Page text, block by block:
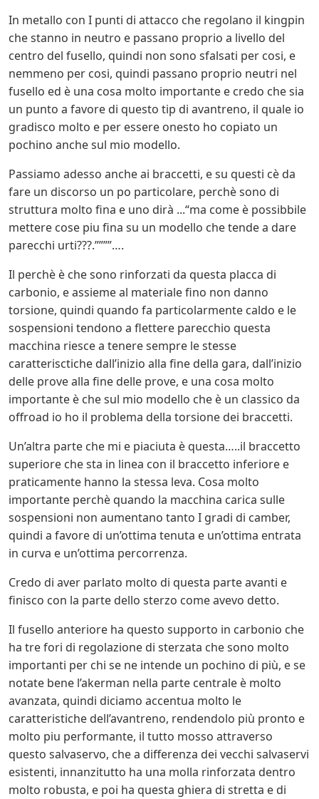
In metallo con I punti di attacco che regolano il kingpin
che stanno in neutro e passano proprio a livello del
centro del fusello, quindi non sono sfalsati per cosi, e
nemmeno per cosi, quindi passano proprio neutri nel
fusello ed è una cosa molto importante e credo che sia
un punto a favore di questo tip di avantreno, il quale io
gradisco molto e per essere onesto ho copiato un
pochino anche sul mio modello.
Passiamo adesso anche ai braccetti, e su questi cè da
fare un discorso un po particolare, perchè sono di
struttura molto fina e uno dirà ...“ma come è possibbile
mettere cose piu fina su un modello che tende a dare
parecchi urti???.””””….
Il perchè è che sono rinforzati da questa placca di
carbonio, e assieme al materiale fino non danno
torsione, quindi quando fa particolarmente caldo e le
sospensioni tendono a flettere parecchio questa
macchina riesce a tenere sempre le stesse
caratterisctiche dall’inizio alla fine della gara, dall’inizio
delle prove alla fine delle prove, e una cosa molto
importante è che sul mio modello che è un classico da
offroad io ho il problema della torsione dei braccetti.
Un’altra parte che mi e piaciuta è questa…..il braccetto
superiore che sta in linea con il braccetto inferiore e
praticamente hanno la stessa leva. Cosa molto
importante perchè quando la macchina carica sulle
sospensioni non aumentano tanto I gradi di camber,
quindi a favore di un’ottima tenuta e un’ottima entrata
in curva e un’ottima percorrenza.
Credo di aver parlato molto di questa parte avanti e
finisco con la parte dello sterzo come avevo detto.
Il fusello anteriore ha questo supporto in carbonio che
ha tre fori di regolazione di sterzata che sono molto
importanti per chi se ne intende un pochino di più, e se
notate bene l’akerman nella parte centrale è molto
avanzata, quindi diciamo accentua molto le
caratteristiche dell’avantreno, rendendolo più pronto e
molto piu performante, il tutto mosso attraverso
questo salvaservo, che a differenza dei vecchi salvaservi
esistenti, innanzitutto ha una molla rinforzata dentro
molto robusta, e poi ha questa ghiera di stretta e di